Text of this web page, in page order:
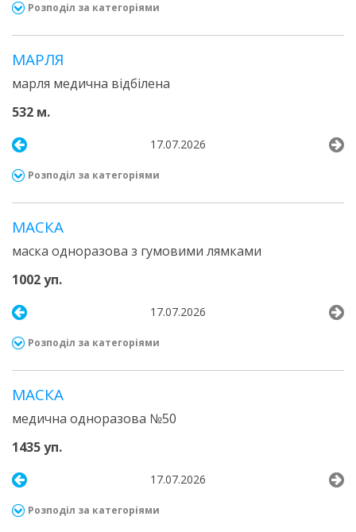
Розподіл за категоріями
МАРЛЯ
марля медична відбілена
532 м.
17.07.2026
Розподіл за категоріями
МАСКА
маска одноразова з гумовими лямками
1002 уп.
17.07.2026
Розподіл за категоріями
МАСКА
медична одноразова №50
1435 уп.
17.07.2026
Розподіл за категоріями